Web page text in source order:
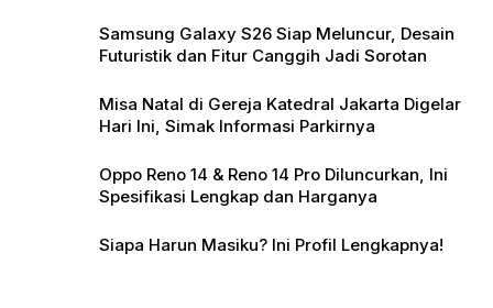
Samsung Galaxy S26 Siap Meluncur, Desain
Futuristik dan Fitur Canggih Jadi Sorotan
Misa Natal di Gereja Katedral Jakarta Digelar
Hari Ini, Simak Informasi Parkirnya
Oppo Reno 14 & Reno 14 Pro Diluncurkan, Ini
Spesifikasi Lengkap dan Harganya
Siapa Harun Masiku? Ini Profil Lengkapnya!